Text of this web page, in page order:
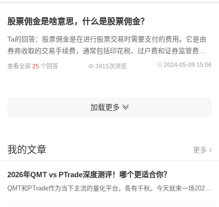
股票佣金是啥意思，什么是股票佣金？
Ta的回答：股票佣金是在进行股票交易时需要支付的费用。它是由
券商收取的交易手续费，通常包括印花税、过户费和证券监管费等
三个部分。印花税：印花税是根据成交金额的一定比例收取的税
查看全部 25 个回答 3915次浏览 2024-05-09 15:06
加载更多
我的文章 更多
2026年QMT vs PTrade深度测评！哪个更适合你？
QMT和PTrade作为当下主流的量化平台，各有千秋。今天就来一场2026年的功能大比拼，看看哪款才是你的“最佳拍档”！ 一、适合人群对比PTrade：✅ 适合小白、散户、中大户❌ 不适合高频或复杂策略玩家✅ AI写策略+极速交易是核心亮点QMT：✅ 适合专业量化玩家、机构用户❌ 对编程要求较高✅ 支持期货、期权等更多交易品种 总结：不想动脑选PTrade，硬核操作选QMT。 二、编程门槛对比PTrade：✅ AI辅助写代码（DeepSeek大模型直接生成策略）✅ 内置大量策略模板（网格、均线、打板等）❌ 深度自定义需要Python基础...